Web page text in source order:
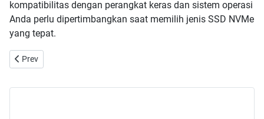
kompatibilitas dengan perangkat keras dan sistem operasi
Anda perlu dipertimbangkan saat memilih jenis SSD NVMe
yang tepat.
Previous article: Lenovo All In One tidak bisa restart, tidak bisa
Prev